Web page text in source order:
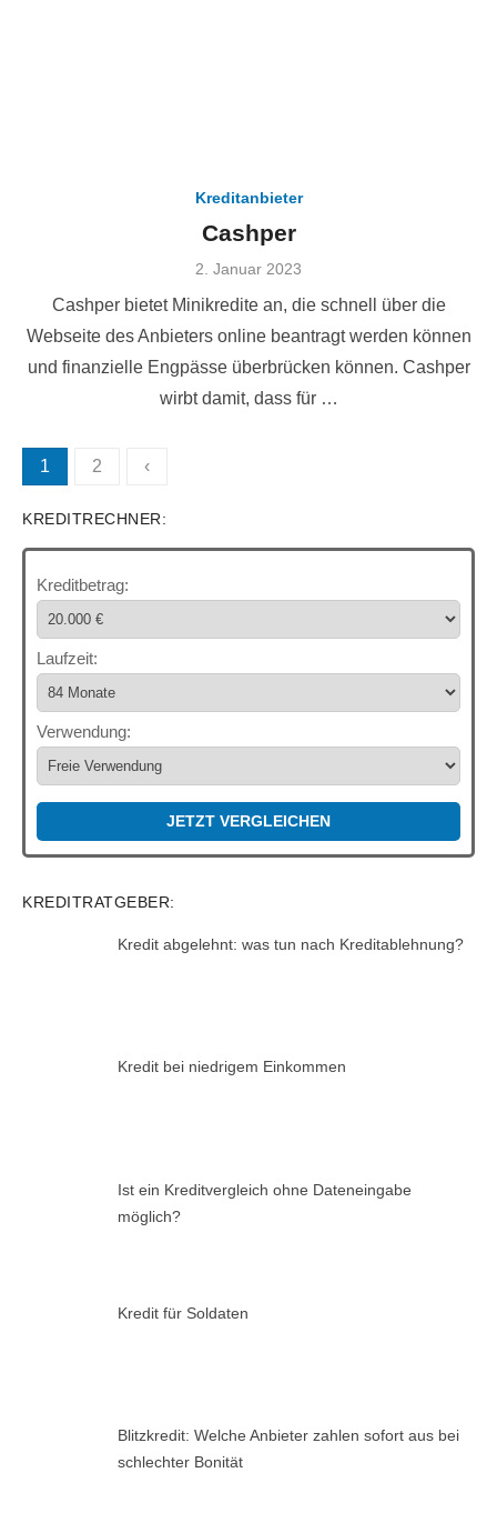
Kreditanbieter
Cashper
Veröffentlicht
2. Januar 2023
Cashper bietet Minikredite an, die schnell über die
Webseite des Anbieters online beantragt werden können
und finanzielle Engpässe überbrücken können. Cashper
wirbt damit, dass für …
Seitennummerierung
der
Beiträge
1 2 ‹
KREDITRECHNER:
Kreditbetrag:
Laufzeit:
Verwendung:
JETZT VERGLEICHEN
KREDITRATGEBER:
Kredit abgelehnt: was tun nach Kreditablehnung?
Kredit bei niedrigem Einkommen
Ist ein Kreditvergleich ohne Dateneingabe
möglich?
Kredit für Soldaten
Blitzkredit: Welche Anbieter zahlen sofort aus bei
schlechter Bonität